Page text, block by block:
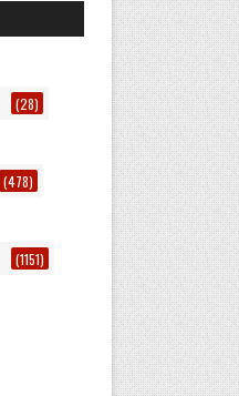
(28)
(478)
(1151)